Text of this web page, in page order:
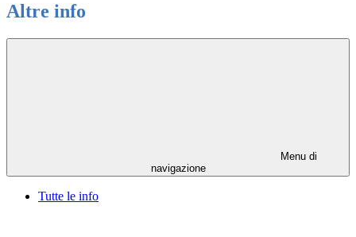
Altre info
Menu di
navigazione
Tutte le info